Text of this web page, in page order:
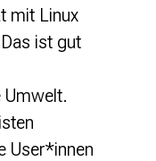
mit Linux
ist gut
Umwelt.
User*innen